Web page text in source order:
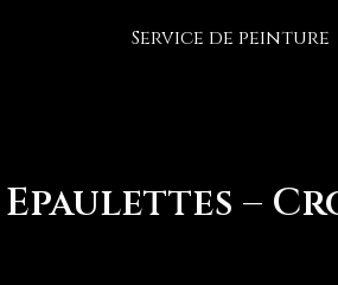
Service de peinture
Epaulettes –